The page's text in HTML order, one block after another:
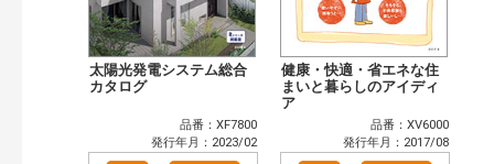
太陽光発電システム総合
カタログ
品番：XF7800
発行年月：2023/02
健康・快適・省エネな住
まいと暮らしのアイディ
ア
品番：XV6000
発行年月：2017/08